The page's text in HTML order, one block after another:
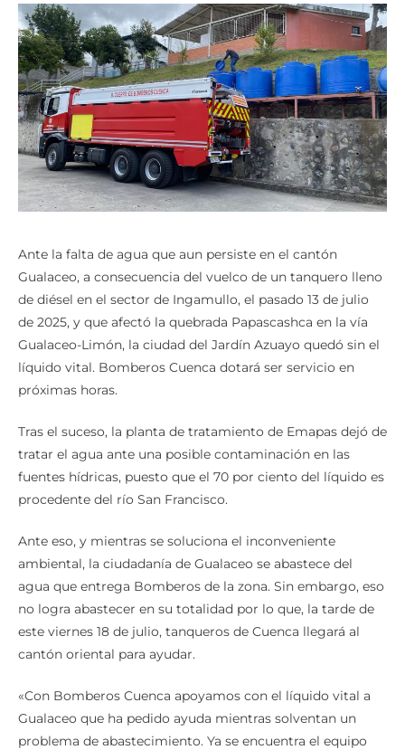
Ante la falta de agua que aun persiste en el cantón
Gualaceo, a consecuencia del vuelco de un tanquero lleno
de diésel en el sector de Ingamullo, el pasado 13 de julio
de 2025, y que afectó la quebrada Papascashca en la vía
Gualaceo-Limón, la ciudad del Jardín Azuayo quedó sin el
líquido vital. Bomberos Cuenca dotará ser servicio en
próximas horas.
Tras el suceso, la planta de tratamiento de Emapas dejó de
tratar el agua ante una posible contaminación en las
fuentes hídricas, puesto que el 70 por ciento del líquido es
procedente del río San Francisco.
Ante eso, y mientras se soluciona el inconveniente
ambiental, la ciudadanía de Gualaceo se abastece del
agua que entrega Bomberos de la zona. Sin embargo, eso
no logra abastecer en su totalidad por lo que, la tarde de
este viernes 18 de julio, tanqueros de Cuenca llegará al
cantón oriental para ayudar.
«Con Bomberos Cuenca apoyamos con el líquido vital a
Gualaceo que ha pedido ayuda mientras solventan un
problema de abastecimiento. Ya se encuentra el equipo